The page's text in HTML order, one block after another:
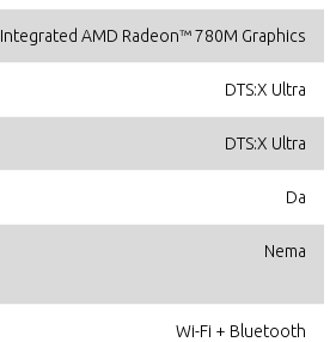
Integrated AMD Radeon™ 780M Graphics
DTS:X Ultra
DTS:X Ultra
Da
Nema
Wi-Fi + Bluetooth